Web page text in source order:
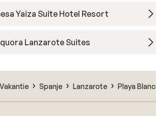
Yaiza Suite Hotel Resort
Lanzarote Suites
Vakantie Spanje Lanzarote Playa